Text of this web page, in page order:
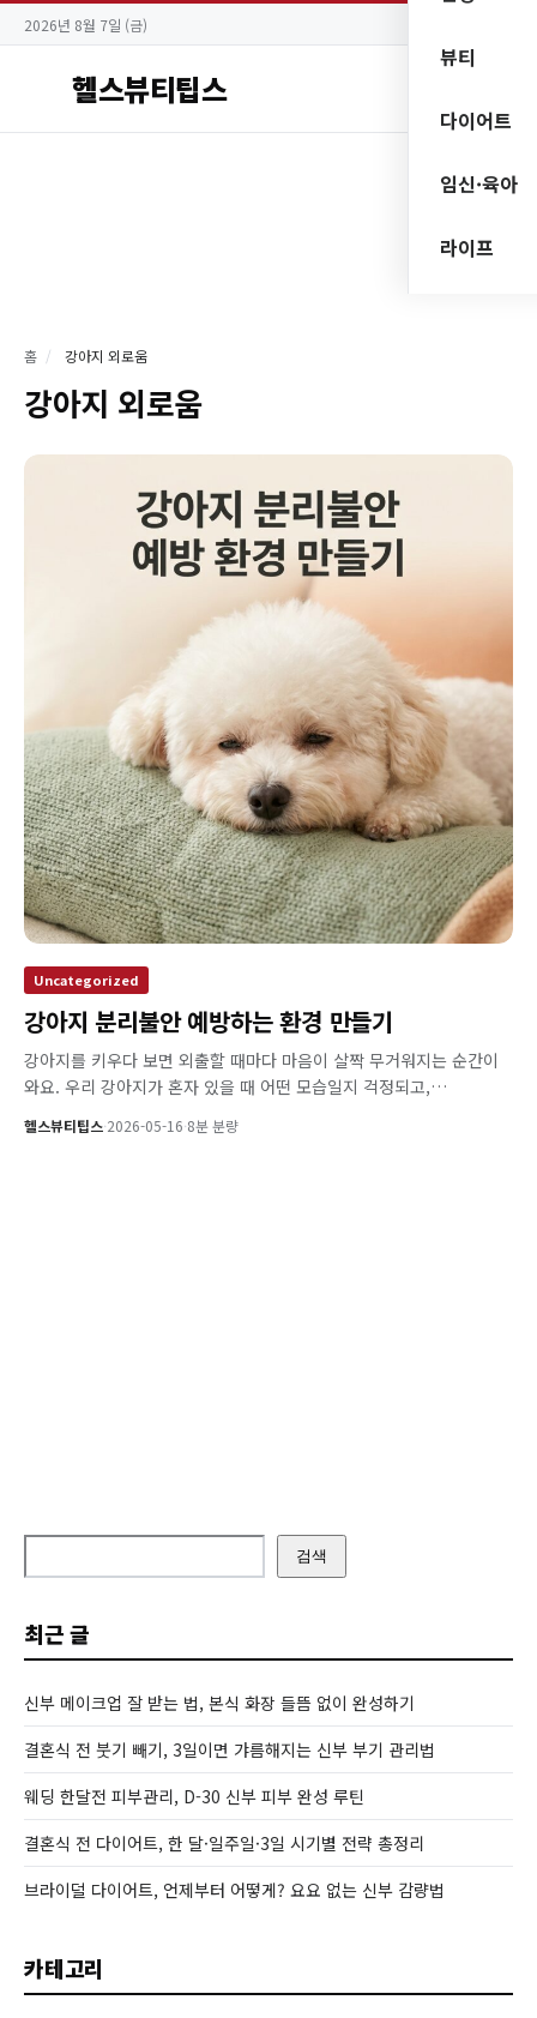
2026년 8월 7일 (금)
헬스뷰티팁스
뷰티
다이어트
임신·육아
라이프
홈 / 강아지 외로움
강아지 외로움
Uncategorized
강아지 분리불안 예방하는 환경 만들기
강아지를 키우다 보면 외출할 때마다 마음이 살짝 무거워지는 순간이
와요. 우리 강아지가 혼자 있을 때 어떤 모습일지 걱정되고,…
헬스뷰티팁스·2026-05-16·8분 분량
검색
최근 글
신부 메이크업 잘 받는 법, 본식 화장 들뜸 없이 완성하기
결혼식 전 붓기 빼기, 3일이면 갸름해지는 신부 부기 관리법
웨딩 한달전 피부관리, D-30 신부 피부 완성 루틴
결혼식 전 다이어트, 한 달·일주일·3일 시기별 전략 총정리
브라이덜 다이어트, 언제부터 어떻게? 요요 없는 신부 감량법
카테고리